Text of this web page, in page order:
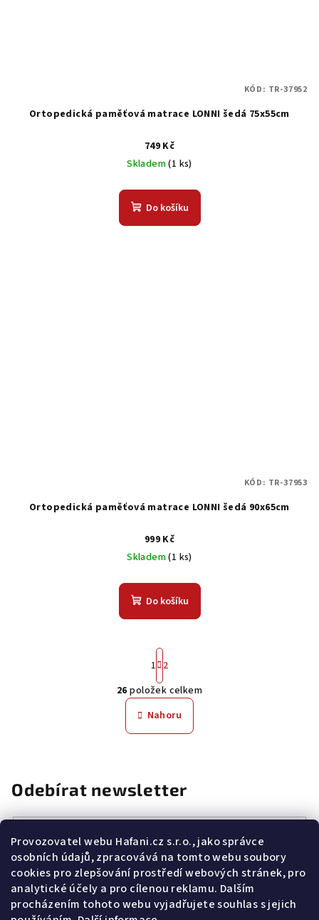
Provozovatel webu Hafani.cz s.r.o., jako správce
osobních údajů, zpracovává na tomto webu soubory
cookies pro zlepšování prostředí webových stránek, pro
analytické účely a pro cílenou reklamu. Dalším
procházením tohoto webu vyjadřujete souhlas s jejich
Ortopedická paměťová matrace LONNI šedá 75x55cm
749 Kč
Skladem(1 ks)
Do košíku
KÓD: TR-37952
Ortopedická paměťová matrace LONNI šedá 90x65cm
999 Kč
Skladem(1 ks)
Do košíku
KÓD: TR-37953
O
v
l
c
í
r
v
k
y
v
S
t
r
á
n
k
o
í
1 2
26 položek celkem
Nahoru
Odebírat newsletter
Potvrzuji souhlas svšeobecnými obchodními podmínkami
spodmínkami zpracovávání a ochrany osobních údajů.
Přihlásit se